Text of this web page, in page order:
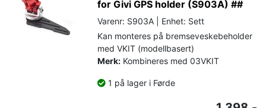
for Givi GPS holder (S903A) ##
Varenr: S903A | Enhet: Sett
Kan monteres på bremseveskebeholder
med VKIT (modellbasert)
Merk: Kombineres med 03VKIT
1 på lager i Førde